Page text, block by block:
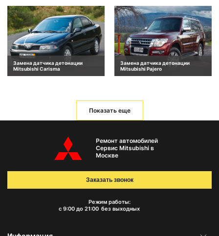
Замена датчика детонации
Mitsubishi Carisma
Замена датчика детонации
Mitsubishi Pajero
Показать еще
Ремонт автомобилей
Сервис Mitsubishi в
Москве
Режим работы:
с 9:00 до 21:00 без выходных
Заказать звонок